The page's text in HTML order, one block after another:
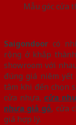
Mẫu góc cửa
Saigondoor có
rộng ở khắp
showroom với
đúng giá niêm
tâm khi đến chọn
cửa nhựa, cửa
nhựa giả gỗ, cửa
giá hợp lý.